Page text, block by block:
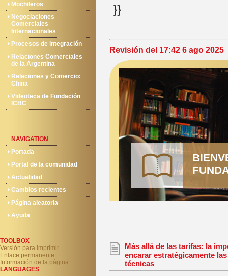
Mochileros
Negociaciones
Comerciales
Internacionales
Procesos de integración
Relaciones Comerciales
de la Argentina
Relaciones y Comercio:
China
Videoteca de Fundación
ICBC
NAVIGATION
Portada
Portal de la comunidad
Actualidad
Cambios recientes
Página aleatoria
Ayuda
TOOLBOX
Versión para imprimir
Enlace permanente
Información de la página
LANGUAGES
}}
Revisión del 17:42 6 ago 2025
Más allá de las tarifas: la
encarar estratégicamente
técnicas